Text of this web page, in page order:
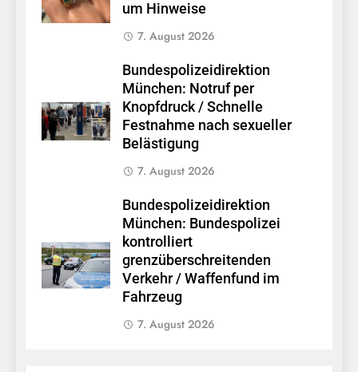
um Hinweise
7. August 2026
Bundespolizeidirektion
München: Notruf per
Knopfdruck / Schnelle
Festnahme nach sexueller
Belästigung
7. August 2026
Bundespolizeidirektion
München: Bundespolizei
kontrolliert
grenzüberschreitenden
Verkehr / Waffenfund im
Fahrzeug
7. August 2026